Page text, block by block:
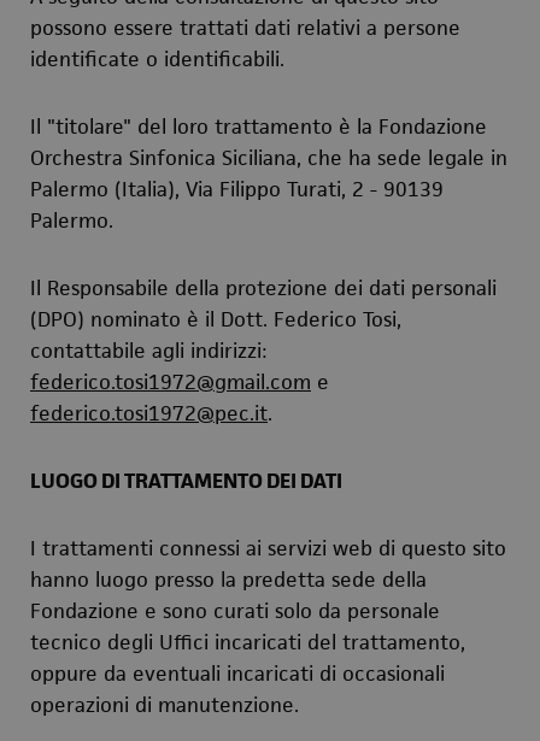
possono essere trattati dati relativi a persone
identificate o identificabili.
Il "titolare" del loro trattamento è la Fondazione
Orchestra Sinfonica Siciliana, che ha sede legale in
Palermo (Italia), Via Filippo Turati, 2 - 90139
Palermo.
Il Responsabile della protezione dei dati personali
(DPO) nominato è il Dott. Federico Tosi,
contattabile agli indirizzi:
federico.tosi1972@gmail.com e
federico.tosi1972@pec.it.
LUOGO DI TRATTAMENTO DEI DATI
I trattamenti connessi ai servizi web di questo sito
hanno luogo presso la predetta sede della
Fondazione e sono curati solo da personale
tecnico degli Uffici incaricati del trattamento,
oppure da eventuali incaricati di occasionali
operazioni di manutenzione.